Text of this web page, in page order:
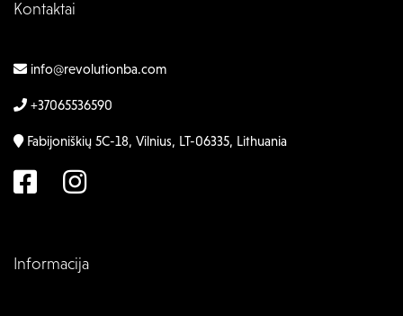
Kontaktai
info@revolutionba.com
+37065536590
Fabijoniškių 5C-18, Vilnius, LT-06335, Lithuania
Informacija